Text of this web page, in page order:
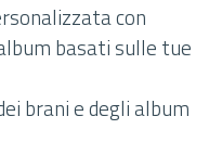
con
basati sulle tue
brani e degli album